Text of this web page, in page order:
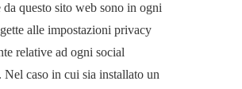
da questo sito web sono in ogni
alle impostazioni privacy
relative ad ogni social
Nel caso in cui sia installato un